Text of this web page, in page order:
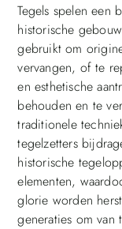
Tegels spelen een
historische
gebruikt om
vervangen, of te
en esthetische
behouden en te
traditionele
tegelzetters
historische
elementen,
glorie worden
generaties om van